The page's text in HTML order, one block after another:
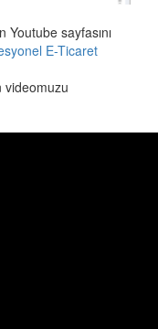
sayfasını
E-Ticaret
videomuzu